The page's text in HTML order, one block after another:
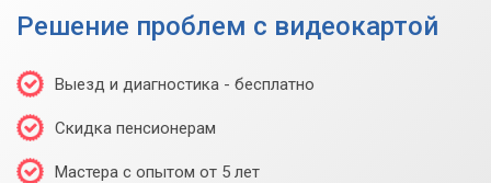
Решение проблем с видеокартой
Выезд и диагностика - бесплатно
Скидка пенсионерам
Мастера с опытом от 5 лет